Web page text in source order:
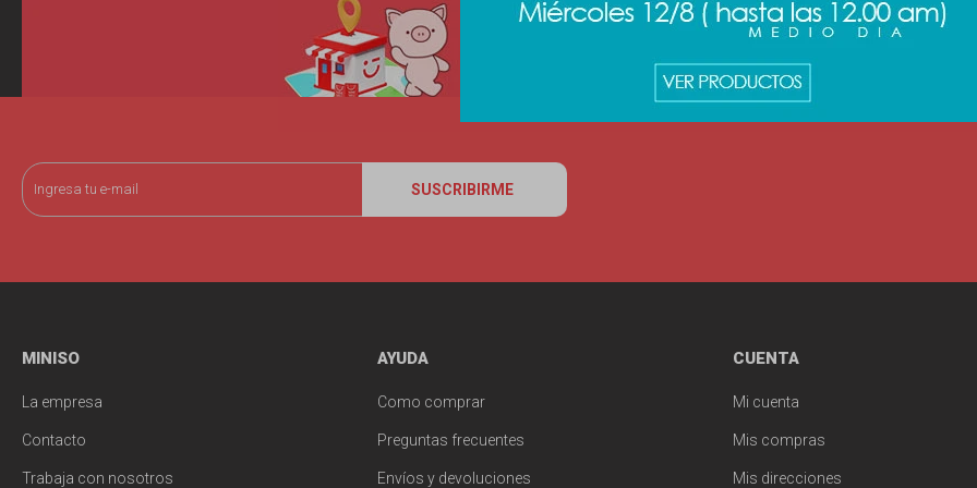
SUSCRIBIRME
MINISO
La empresa
Contacto
Trabaja con nosotros
AYUDA
Como comprar
Preguntas frecuentes
Envíos y devoluciones
CUENTA
Mi cuenta
Mis compras
Mis direcciones